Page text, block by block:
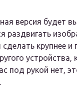
версия будет
раздвигать
крупнее и
устройства,
под рукой нет,